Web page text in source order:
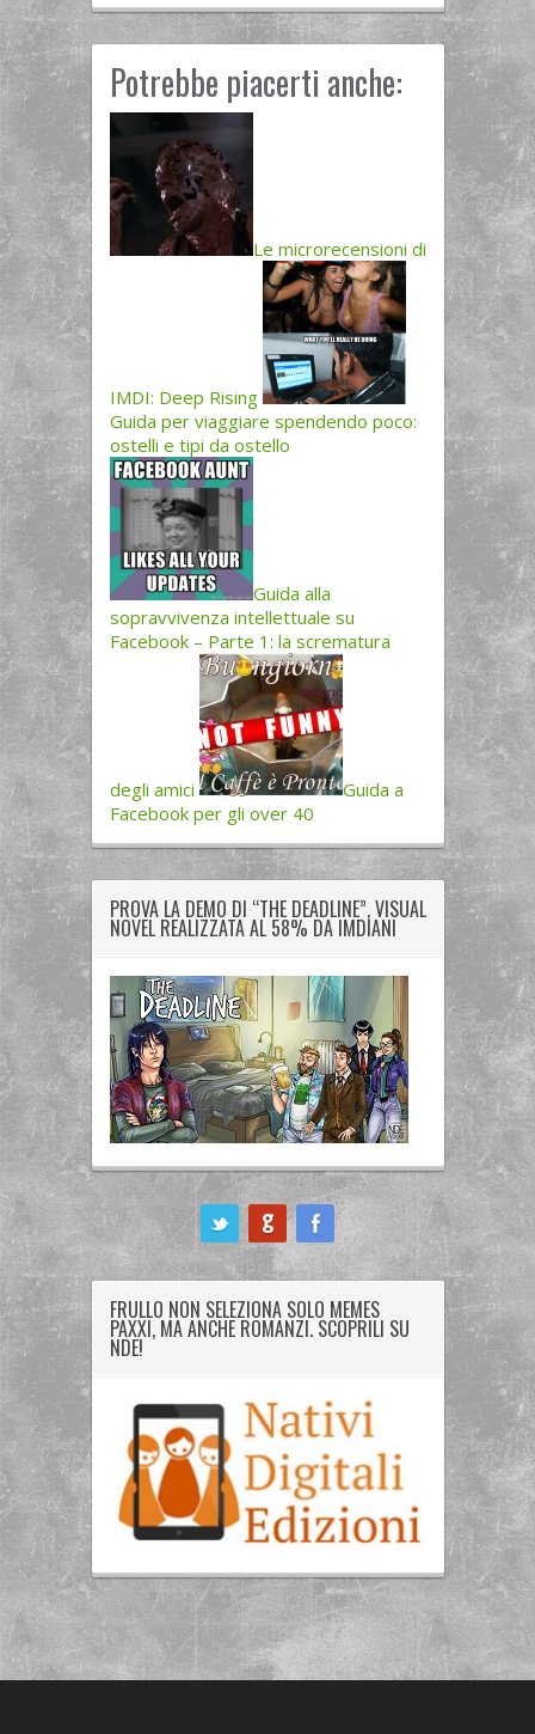
Potrebbe piacerti anche:
Le microrecensioni di
IMDI: Deep Rising
Guida per viaggiare spendendo poco:
ostelli e tipi da ostello
Guida alla
sopravvivenza intellettuale su
Facebook – Parte 1: la scrematura
degli amici
Guida a
Facebook per gli over 40
PROVA LA DEMO DI “THE DEADLINE”, VISUAL
NOVEL REALIZZATA AL 58% DA IMDIANI
FRULLO NON SELEZIONA SOLO MEMES
PAXXI, MA ANCHE ROMANZI. SCOPRILI SU
NDE!